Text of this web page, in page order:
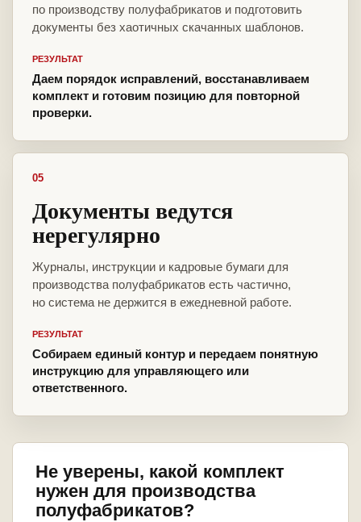
по производству полуфабрикатов и подготовить
документы без хаотичных скачанных шаблонов.
РЕЗУЛЬТАТ
Даем порядок исправлений, восстанавливаем
комплект и готовим позицию для повторной
проверки.
05
Документы ведутся
нерегулярно
Журналы, инструкции и кадровые бумаги для
производства полуфабрикатов есть частично,
но система не держится в ежедневной работе.
РЕЗУЛЬТАТ
Собираем единый контур и передаем понятную
инструкцию для управляющего или
ответственного.
Не уверены, какой комплект
нужен для производства
полуфабрикатов?